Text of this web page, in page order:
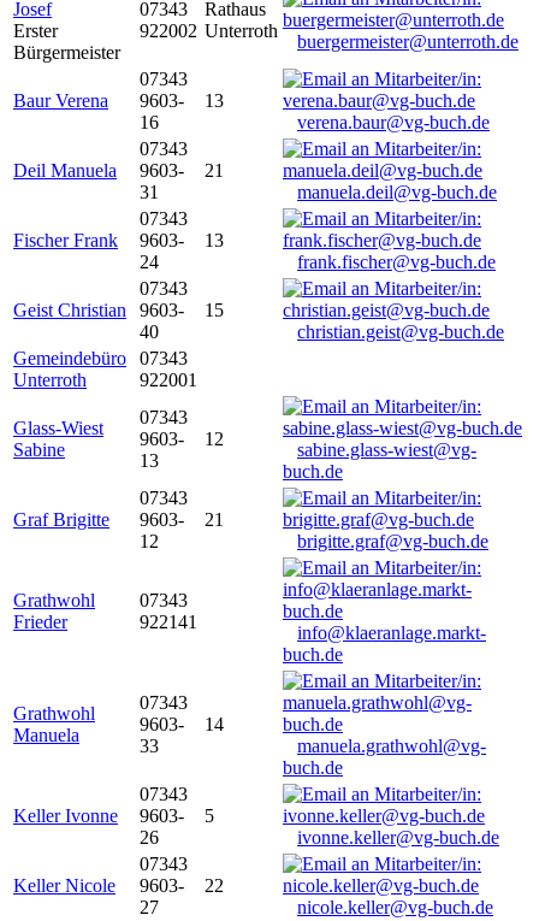
Josef
Erster
Bürgermeister
07343
922002
Rathaus
Unterroth
buergermeister@unterroth.de
Baur Verena
07343
9603-
16
13
verena.baur@vg-buch.de
Deil Manuela
07343
9603-
31
21
manuela.deil@vg-buch.de
Fischer Frank
07343
9603-
24
13
frank.fischer@vg-buch.de
Geist Christian
07343
9603-
40
15
christian.geist@vg-buch.de
Gemeindebüro
Unterroth
07343
922001
Glass-Wiest
Sabine
07343
9603-
13
12
sabine.glass-wiest@vg-
buch.de
Graf Brigitte
07343
9603-
12
21
brigitte.graf@vg-buch.de
Grathwohl
Frieder
07343
922141
info@klaeranlage.markt-
buch.de
Grathwohl
Manuela
07343
9603-
33
14
manuela.grathwohl@vg-
buch.de
Keller Ivonne
07343
9603-
26
5
ivonne.keller@vg-buch.de
Keller Nicole
07343
9603-
27
22
nicole.keller@vg-buch.de